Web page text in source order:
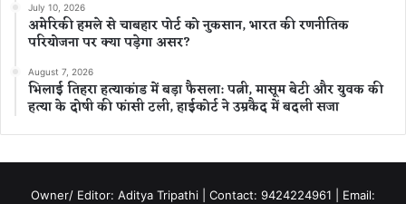
July 10, 2026
अमेरिकी हमले से चाबहार पोर्ट को नुकसान, भारत की रणनीतिक
परियोजना पर क्या पड़ेगा असर?
August 7, 2026
भिलाई तिहरा हत्याकांड में बड़ा फैसला: पत्नी, मासूम बेटी और युवक की
हत्या के दोषी की फांसी टली, हाईकोर्ट ने उम्रकैद में बदली सजा
Owner/ Editor: Aditya Tripathi | Contact: 9424224961 | Email: